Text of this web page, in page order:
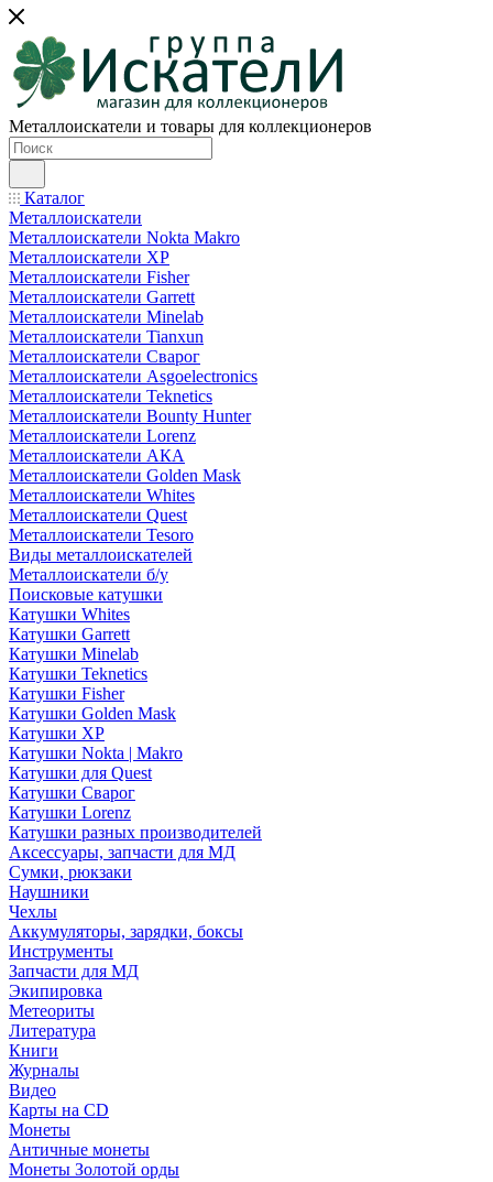
Металлоискатели и товары для коллекционеров
Каталог
Металлоискатели
Металлоискатели Nokta Makro
Металлоискатели XP
Металлоискатели Fisher
Металлоискатели Garrett
Металлоискатели Minelab
Металлоискатели Tianxun
Металлоискатели Сварог
Металлоискатели Asgoelectronics
Металлоискатели Teknetics
Металлоискатели Bounty Hunter
Металлоискатели Lorenz
Металлоискатели АКА
Металлоискатели Golden Mask
Металлоискатели Whites
Металлоискатели Quest
Металлоискатели Tesoro
Виды металлоискателей
Металлоискатели б/у
Поисковые катушки
Катушки Whites
Катушки Garrett
Катушки Minelab
Катушки Teknetics
Катушки Fisher
Катушки Golden Mask
Катушки XP
Катушки Nokta | Makro
Катушки для Quest
Катушки Сварог
Катушки Lorenz
Катушки разных производителей
Аксессуары, запчасти для МД
Сумки, рюкзаки
Наушники
Чехлы
Аккумуляторы, зарядки, боксы
Инструменты
Запчасти для МД
Экипировка
Метеориты
Литература
Книги
Журналы
Видео
Карты на CD
Монеты
Античные монеты
Монеты Золотой орды